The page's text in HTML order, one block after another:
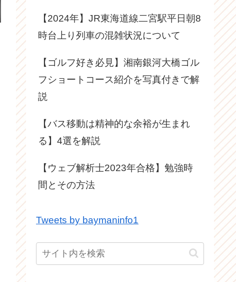
【2024年】JR東海道線二宮駅平日朝8
時台上り列車の混雑状況について
【ゴルフ好き必見】湘南銀河大橋ゴル
フショートコース紹介を写真付きで解
説
【バス移動は精神的な余裕が生まれ
る】4選を解説
【ウェブ解析士2023年合格】勉強時
間とその方法
Tweets by baymaninfo1